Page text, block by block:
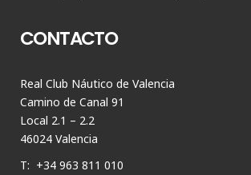
CONTACTO
Real Club Náutico de Valencia
Camino de Canal 91
Local 2.1 – 2.2
46024 Valencia
T: +34 963 811 010